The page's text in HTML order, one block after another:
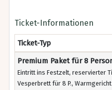
Ticket-Informationen
Ticket-Typ
Premium Paket für 8
Eintritt ins Festzelt, reservierter
Vesperbrett für 8 P., Warmgericht